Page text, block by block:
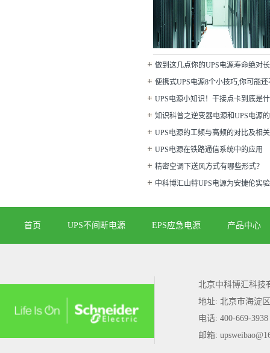
做到这几点你的UPS电源寿命绝对长
便携式UPS电源8个小技巧,你可能
UPS电源小知识！干接点卡到底是
知识科普之逆变器电源和UPS电源
UPS电源的工频与高频的对比及相
UPS电源在铁路通信系统中的应用
精密空调下送风方式有哪些形式？
中科博汇山特UPS电源为安捷伦实
首页 UPS不间断电源 EPS应急电源 产品中心
北京中科博汇科技
地址: 北京市海淀
电话: 400-669-3938
邮箱: